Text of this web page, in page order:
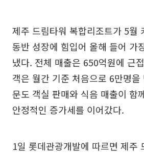
제주 드림타워 복합리조트가 5월
동반 성장에 힘입어 올해 들어 가
냈다. 전체 매출은 650억원에 근
객은 월간 기준 처음으로 6만명
문도 객실 판매와 식음 매출이 함
안정적인 증가세를 이어갔다.
1일 롯데관광개발에 따르면 제주